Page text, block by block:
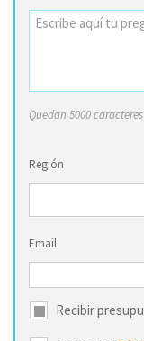
Quedan 5000 caracteres
Región
Email
Recibir